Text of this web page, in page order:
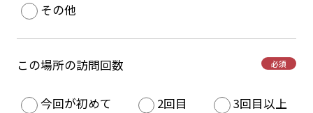
その他
この場所の訪問回数 必須
今回が初めて 2回目 3回目以上